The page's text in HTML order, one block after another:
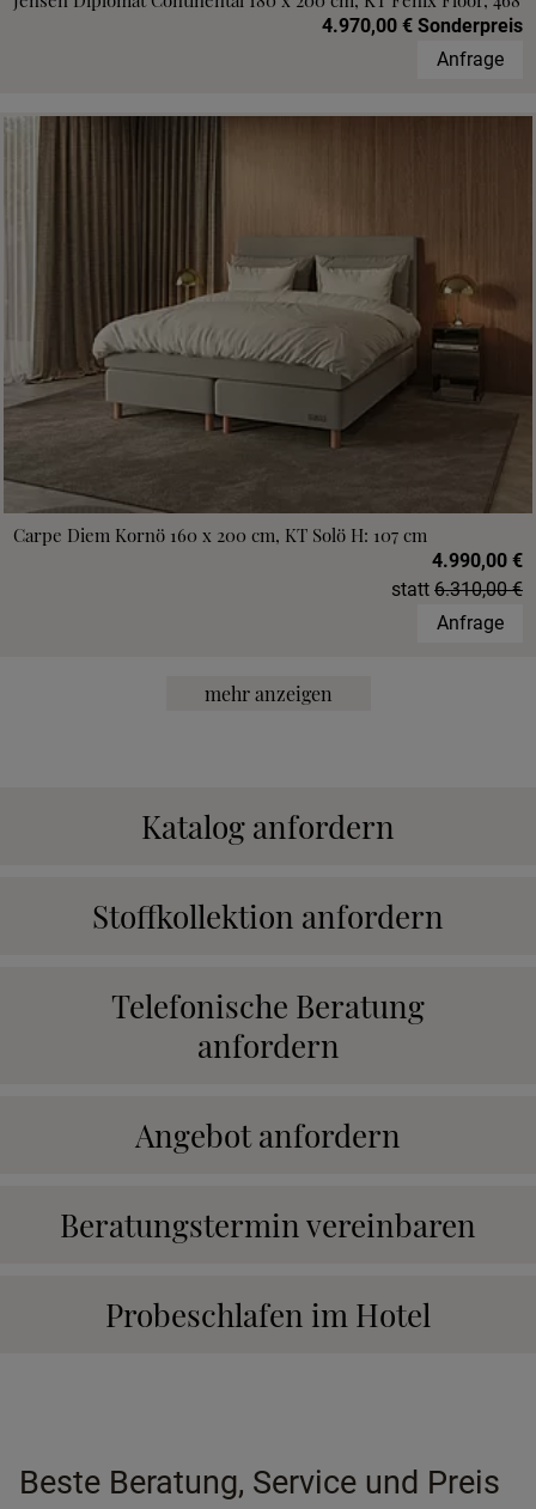
4.970,00 € Sonderpreis
Anfrage
Carpe Diem Kornö 160 x 200 cm, KT Solö H: 107 cm
4.990,00 €
statt 6.310,00 €
Anfrage
mehr anzeigen
Katalog anfordern
Stoffkollektion anfordern
Telefonische Beratung
anfordern
Angebot anfordern
Beratungstermin vereinbaren
Probeschlafen im Hotel
Beste Beratung, Service und Preis